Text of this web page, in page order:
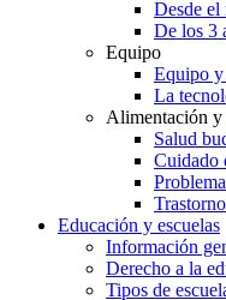
Desde el
De los 3
Equipo
Equipo y
La
Alimentación y
Salud
Cuidado
Educación y escuelas
Información
Derecho a la
Tipos de